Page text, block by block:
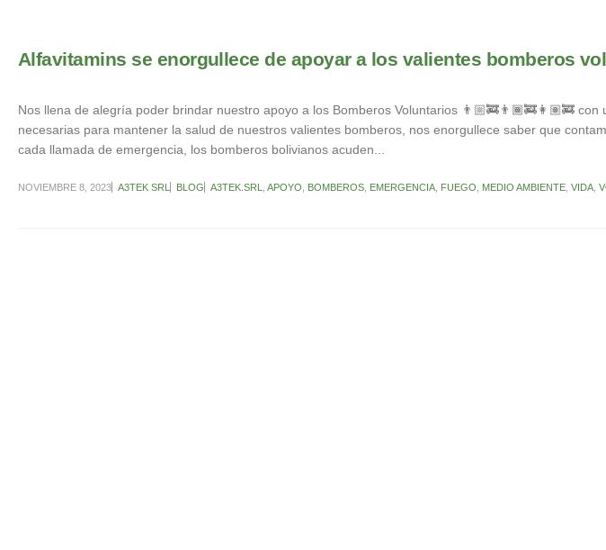
Alfavitamins se enorgullece de apoyar a los valientes bomberos
Nos llena de alegría poder brindar nuestro apoyo a los Bomberos Voluntarios 👨🏼‍🚒👨🏾‍🚒👩🏽‍🚒
necesarias para mantener la salud de nuestros valientes bomberos, nos enorgullece saber que
cada llamada de emergencia, los bomberos bolivianos acuden...
NOVIEMBRE 8, 2023 A3TEK SRL BLOG A3TEK.SRL APOYO BOMBEROS EMERGENCIA FUEGO MEDIO AMBIENTE VIDA